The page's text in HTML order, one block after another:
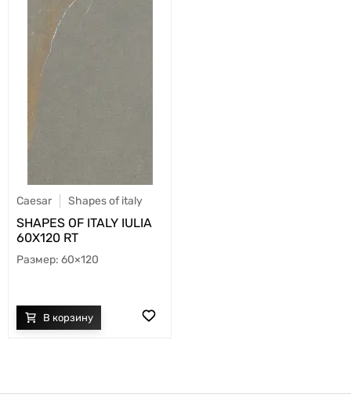
Caesar Shapes of italy
SHAPES OF ITALY IULIA
60X120 RT
60×120